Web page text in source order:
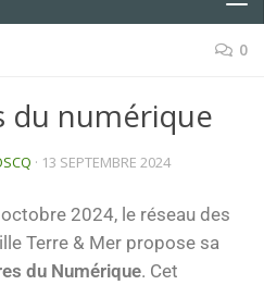
0
du numérique
· 13 SEPTEMBRE 2024
2024, le réseau des
Terre & Mer propose sa
du Numérique. Cet